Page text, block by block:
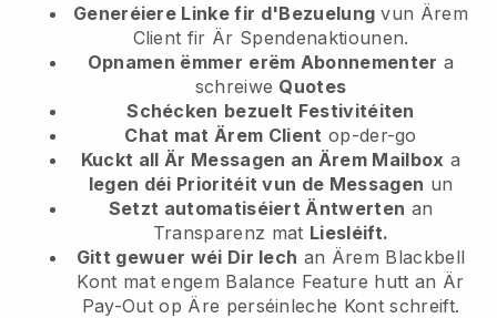
Generéiere Linke fir d'Bezuelung vun Ärem
Client fir Är Spendenaktiounen.
Opnamen ëmmer erëm Abonnementer a
schreiwe Quotes
Schécken bezuelt Festivitéiten
Chat mat Ärem Client op-der-go
Kuckt all Är Messagen an Ärem Mailbox a
legen déi Prioritéit vun de Messagen un
Setzt automatiséiert Äntwerten an
Transparenz mat Liesléift.
Gitt gewuer wéi Dir Iech an Ärem Blackbell
Kont mat engem Balance Feature hutt an Är
Pay-Out op Äre perséinleche Kont schreift.